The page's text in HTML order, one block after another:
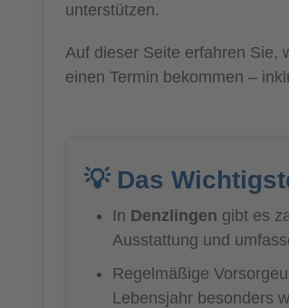
unterstützen.
Auf dieser Seite erfahren Sie,
einen Termin bekommen –
💡 Das
In Denzlingen gibt es
Ausstattung und
Regelmäßige
Lebensjahr besonders